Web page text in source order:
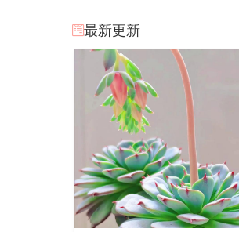
最新更新